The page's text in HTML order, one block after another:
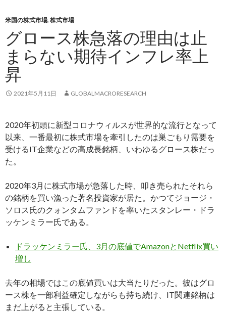
米国の株式市場, 株式市場
グロース株急落の理由は止
まらない期待インフレ率上
昇
2021年5月11日 GLOBALMACRORESEARCH
2020年初頭に新型コロナウィルスが世界的な流行となって
以来、一番最初に株式市場を牽引したのは巣ごもり需要を
受けるIT企業などの高成長銘柄、いわゆるグロース株だっ
た。
2020年3月に株式市場が急落した時、叩き売られたそれら
の銘柄を買い漁った著名投資家が居た。かつてジョージ・
ソロス氏のクォンタムファンドを率いたスタンレー・ドラ
ッケンミラー氏である。
ドラッケンミラー氏、3月の底値でAmazonとNetflix買い
増し
去年の相場ではこの底値買いは大当たりだった。彼はグロ
ース株を一部利益確定しながらも持ち続け、IT関連銘柄は
まだ上がると主張している。